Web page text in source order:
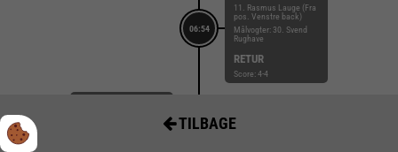
06:54
11. Rasmus Lauge (Fra
pos. Venstre back)
Målvogter: 30. Svend
Rughave
RETUR
Score: 4-4
TILBAGE